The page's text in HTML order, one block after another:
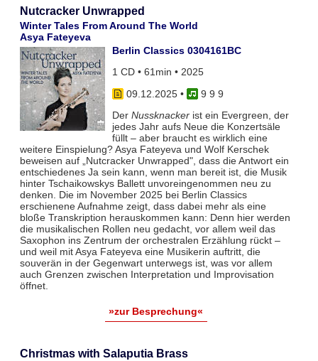
Nutcracker Unwrapped
Winter Tales From Around The World
Asya Fateyeva
Berlin Classics 0304161BC
1 CD • 61min • 2025
09.12.2025•
9 9 9
Der Nussknackerist ein Evergreen, der
jedes Jahr aufs Neue die Konzertsäle
füllt – aber braucht es wirklich eine
weitere Einspielung? Asya Fateyeva und Wolf Kerschek
beweisen auf „Nutcracker Unwrapped", dass die Antwort ein
entschiedenes Ja sein kann, wenn man bereit ist, die Musik
hinter Tschaikowskys Ballett unvoreingenommen neu zu
denken. Die im November 2025 bei Berlin Classics
erschienene Aufnahme zeigt, dass dabei mehr als eine
bloße Transkription herauskommen kann: Denn hier werden
die musikalischen Rollen neu gedacht, vor allem weil das
Saxophon ins Zentrum der orchestralen Erzählung rückt –
und weil mit Asya Fateyeva eine Musikerin auftritt, die
souverän in der Gegenwart unterwegs ist, was vor allem
auch Grenzen zwischen Interpretation und Improvisation
öffnet.
»zur Besprechung«
Christmas with Salaputia Brass